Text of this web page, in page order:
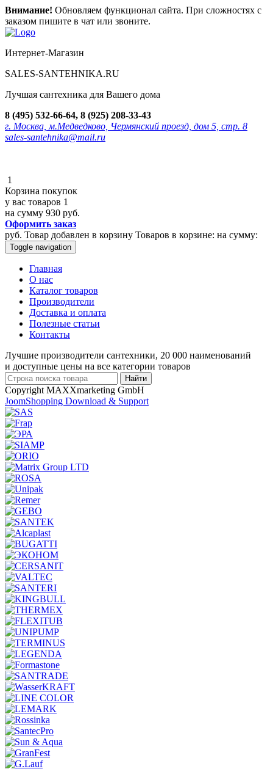
Внимание! Обновляем функционал сайта. При сложностях с
заказом пишите в чат или звоните.
Интернет-Магазин
SALES-SANTEHNIKA.RU
Лучшая сантехника для Вашего дома
8 (495) 532-66-64, 8 (925) 208-33-43
г. Москва, м.Медведково, Чермянский проезд, дом 5, стр. 8
sales-santehnika@mail.ru
1
Корзина покупок
у вас товаров 1
на сумму 930 руб.
Оформить заказ
руб. Товар добавлен в корзину Товаров в корзине: на сумму:
Toggle navigation
Главная
О нас
Каталог товаров
Производители
Доставка и оплата
Полезные статьи
Контакты
Лучшие производители сантехники, 20 000 наименований
и доступные цены на все категории товаров
Copyright MAXXmarketing GmbH
JoomShopping Download & Support